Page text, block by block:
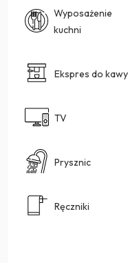
Wyposażenie
kuchni
Ekspres do kawy
TV
Prysznic
Ręczniki